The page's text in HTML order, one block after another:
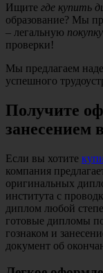
Ищите где купить
образование? Мы
– легальную покупку
проверки!
Мы предлагаем
успешного
Получите
занесением
Если вы хотите
компания
оригинальных
института с
диплом любой
готовые дипломы
гознаком и
документ об